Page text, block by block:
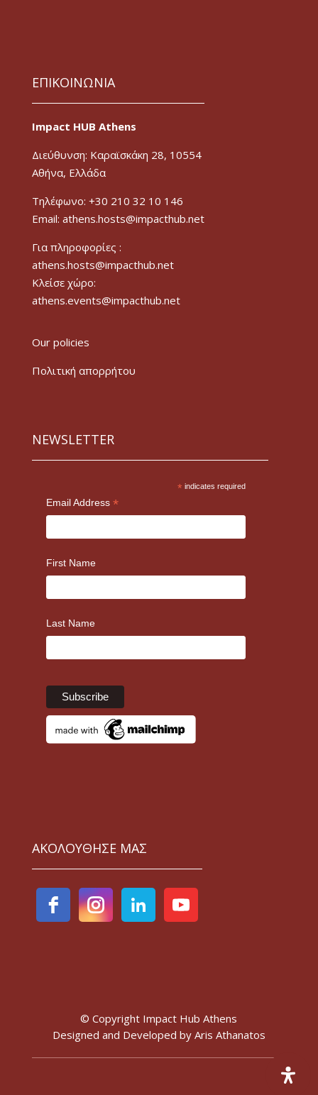
ΕΠΙΚΟΙΝΩΝΙΑ
Impact HUB Athens
Διεύθυνση: Καραϊσκάκη 28, 10554
Αθήνα, Ελλάδα
Τηλέφωνο: +30 210 32 10 146
Email: athens.hosts@impacthub.net
Για πληροφορίες :
athens.hosts@impacthub.net
Κλείσε χώρο:
athens.events@impacthub.net
Our policies
Πολιτική απορρήτου
NEWSLETTER
* indicates required
Email Address *
First Name
Last Name
ΑΚΟΛΟΥΘΗΣΕ ΜΑΣ
© Copyright Impact Hub Athens
Designed and Developed by Aris Athanatos